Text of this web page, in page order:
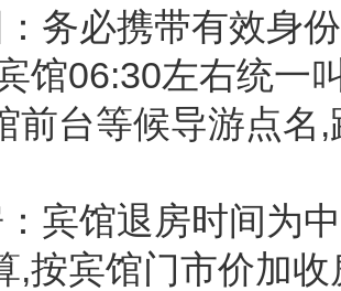
务必携带有效身
馆06:30左右统一
前台等候导游点名
宾馆退房时间为
,按宾馆门市价加